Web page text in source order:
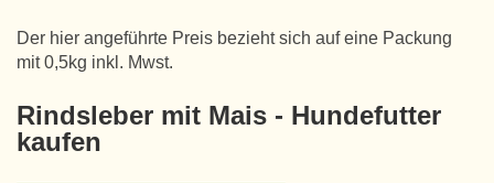
Der hier angeführte Preis bezieht sich auf eine Packung
mit 0,5kg inkl. Mwst.
Rindsleber mit Mais - Hundefutter
kaufen